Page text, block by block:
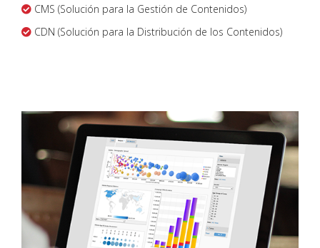
CMS (Solución para la Gestión de Contenidos)
CDN (Solución para la Distribución de los Contenidos)